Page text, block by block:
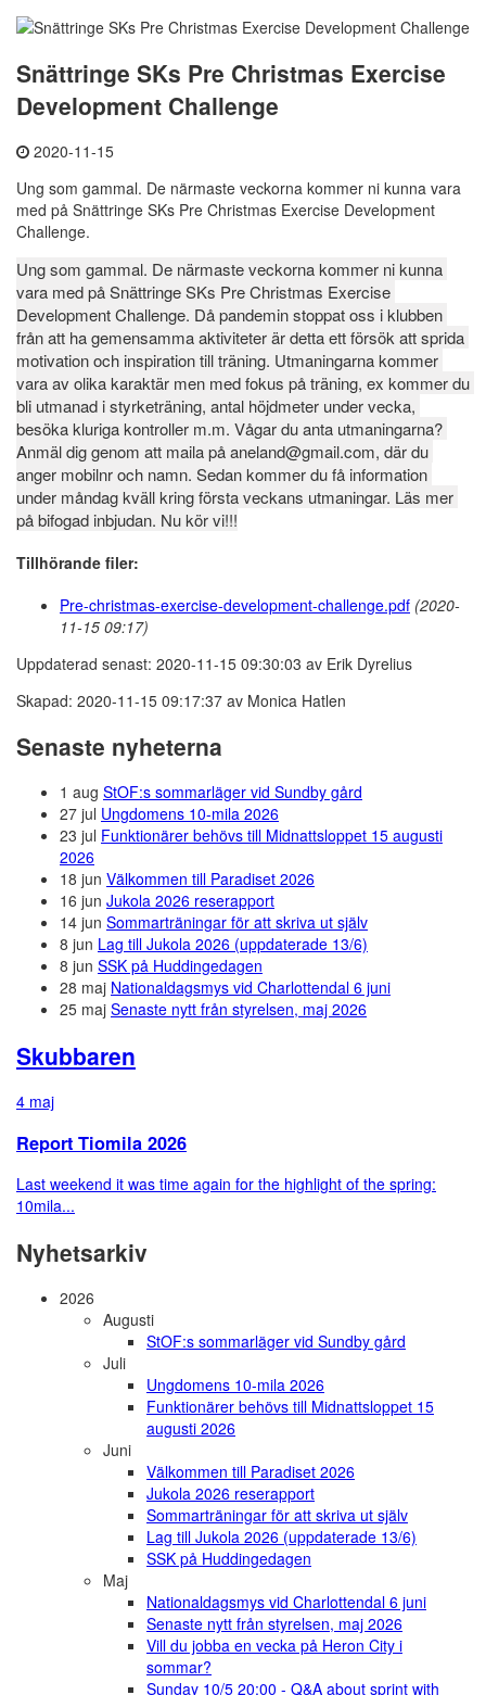
Snättringe SKs Pre Christmas Exercise
Development Challenge
2020-11-15
Ung som gammal. De närmaste veckorna kommer ni kunna vara
med på Snättringe SKs Pre Christmas Exercise Development
Challenge.
Ung som gammal. De närmaste veckorna kommer ni kunna
vara med på Snättringe SKs Pre Christmas Exercise
Development Challenge. Då pandemin stoppat oss i klubben
från att ha gemensamma aktiviteter är detta ett försök att sprida
motivation och inspiration till träning. Utmaningarna kommer
vara av olika karaktär men med fokus på träning, ex kommer du
bli utmanad i styrketräning, antal höjdmeter under vecka,
besöka kluriga kontroller m.m. Vågar du anta utmaningarna?
Anmäl dig genom att maila på aneland@gmail.com, där du
anger mobilnr och namn. Sedan kommer du få information
under måndag kväll kring första veckans utmaningar. Läs mer
på bifogad inbjudan. Nu kör vi!!!
Tillhörande filer:
Pre-christmas-exercise-development-challenge.pdf (2020-
11-15 09:17)
Uppdaterad senast: 2020-11-15 09:30:03 av Erik Dyrelius
Skapad: 2020-11-15 09:17:37 av Monica Hatlen
Senaste nyheterna
1 aug StOF:s sommarläger vid Sundby gård
27 jul Ungdomens 10-mila 2026
23 jul Funktionärer behövs till Midnattsloppet 15 augusti
2026
18 jun Välkommen till Paradiset 2026
16 jun Jukola 2026 reserapport
14 jun Sommarträningar för att skriva ut själv
8 jun Lag till Jukola 2026 (uppdaterade 13/6)
8 jun SSK på Huddingedagen
28 maj Nationaldagsmys vid Charlottendal 6 juni
25 maj Senaste nytt från styrelsen, maj 2026
Skubbaren
4 maj
Report Tiomila 2026
Last weekend it was time again for the highlight of the spring:
10mila...
Nyhetsarkiv
2026
Augusti
StOF:s sommarläger vid Sundby gård
Juli
Ungdomens 10-mila 2026
Funktionärer behövs till Midnattsloppet 15
augusti 2026
Juni
Välkommen till Paradiset 2026
Jukola 2026 reserapport
Sommarträningar för att skriva ut själv
Lag till Jukola 2026 (uppdaterade 13/6)
SSK på Huddingedagen
Maj
Nationaldagsmys vid Charlottendal 6 juni
Senaste nytt från styrelsen, maj 2026
Vill du jobba en vecka på Heron City i
sommar?
Sunday 10/5 20:00 - Q&A about sprint with